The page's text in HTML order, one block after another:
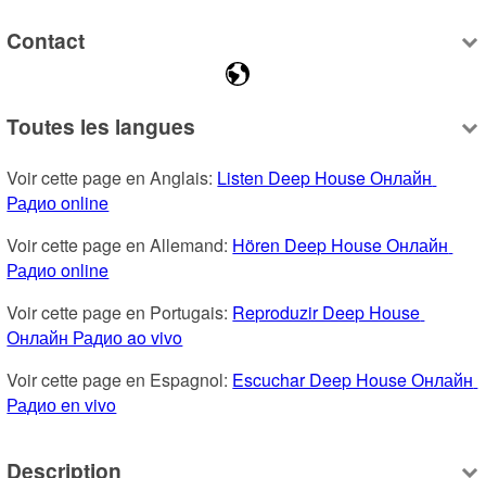
Contact
Toutes les langues
Voir cette page en Anglais: Listen Deep House Онлайн
Радио online
Voir cette page en Allemand: Hören Deep House Онлайн
Радио online
Voir cette page en Portugais: Reproduzir Deep House
Онлайн Радио ao vivo
Voir cette page en Espagnol: Escuchar Deep House Онлайн
Радио en vivo
Description